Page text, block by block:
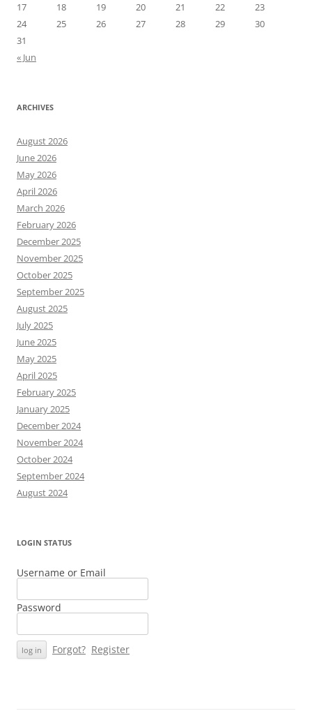
17
18 19 20 21 22
23
24
25 26 27 28 29
30
31
« Jun
ARCHIVES
August 2026
June 2026
May 2026
April 2026
March 2026
February 2026
December 2025
November 2025
October 2025
September 2025
August 2025
July 2025
June 2025
May 2025
April 2025
February 2025
January 2025
December 2024
November 2024
October 2024
September 2024
August 2024
LOGIN STATUS
Username or Email
Password
Forgot? Register